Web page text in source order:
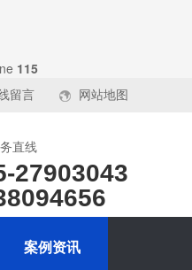
115
留言 网站地图
直线
27903043
案例资讯